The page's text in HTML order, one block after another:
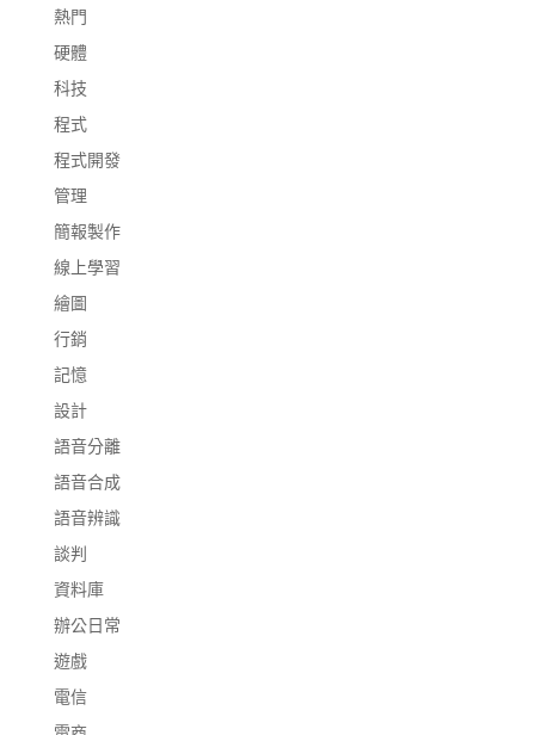
熱門
硬體
科技
程式
程式開發
管理
簡報製作
線上學習
繪圖
行銷
記憶
設計
語音分離
語音合成
語音辨識
談判
資料庫
辦公日常
遊戲
電信